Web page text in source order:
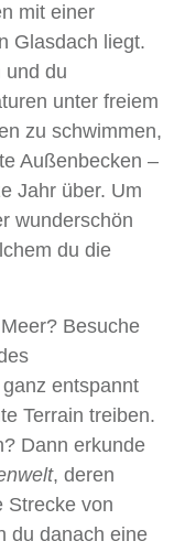
mit einer
Glasdach liegt.
und du
unter freiem
zu schwimmen,
Außenbecken –
Jahr über. Um
wunderschön
du die
Besuche
entspannt
Terrain treiben.
Dann erkunde
, deren
Strecke von
du danach eine